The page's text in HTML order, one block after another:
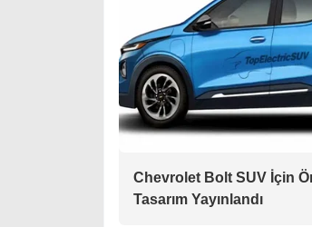
Chevrolet Bolt SUV İçin
Tasarım Yayınlandı